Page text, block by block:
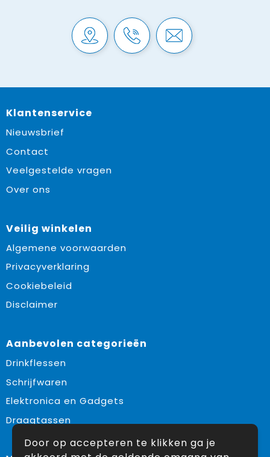
Klantenservice
Nieuwsbrief
Contact
Veelgestelde vragen
Over ons
Veilig winkelen
Algemene voorwaarden
Privacyverklaring
Cookiebeleid
Disclaimer
Aanbevolen categorieën
Drinkflessen
Schrijfwaren
Elektronica en Gadgets
Draagtassen
Door op accepteren te klikken ga je